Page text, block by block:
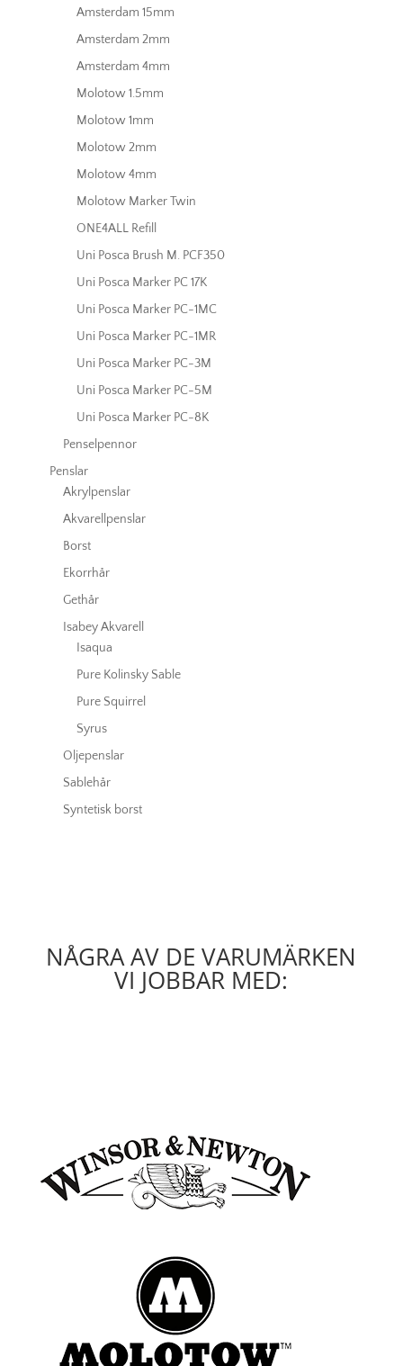
Amsterdam 15mm
Amsterdam 2mm
Amsterdam 4mm
Molotow 1.5mm
Molotow 1mm
Molotow 2mm
Molotow 4mm
Molotow Marker Twin
ONE4ALL Refill
Uni Posca Brush M. PCF350
Uni Posca Marker PC 17K
Uni Posca Marker PC-1MC
Uni Posca Marker PC-1MR
Uni Posca Marker PC-3M
Uni Posca Marker PC-5M
Uni Posca Marker PC-8K
Penselpennor
Penslar
Akrylpenslar
Akvarellpenslar
Borst
Ekorrhår
Gethår
Isabey Akvarell
Isaqua
Pure Kolinsky Sable
Pure Squirrel
Syrus
Oljepenslar
Sablehår
Syntetisk borst
NÅGRA AV DE VARUMÄRKEN
VI JOBBAR MED: